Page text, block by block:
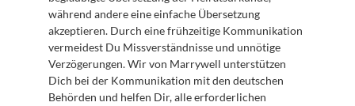
während andere eine einfache Übersetzung
akzeptieren. Durch eine frühzeitige Kommunikation
vermeidest Du Missverständnisse und unnötige
Verzögerungen. Wir von Marrywell unterstützen
Dich bei der Kommunikation mit den deutschen
Behörden und helfen Dir, alle erforderlichen